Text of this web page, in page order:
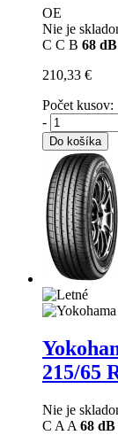
OE
Nie je
C C B 68 dB
210,33 €
Počet kusov:
-
Do košíka
215/65
Nie je
C A A 68 dB